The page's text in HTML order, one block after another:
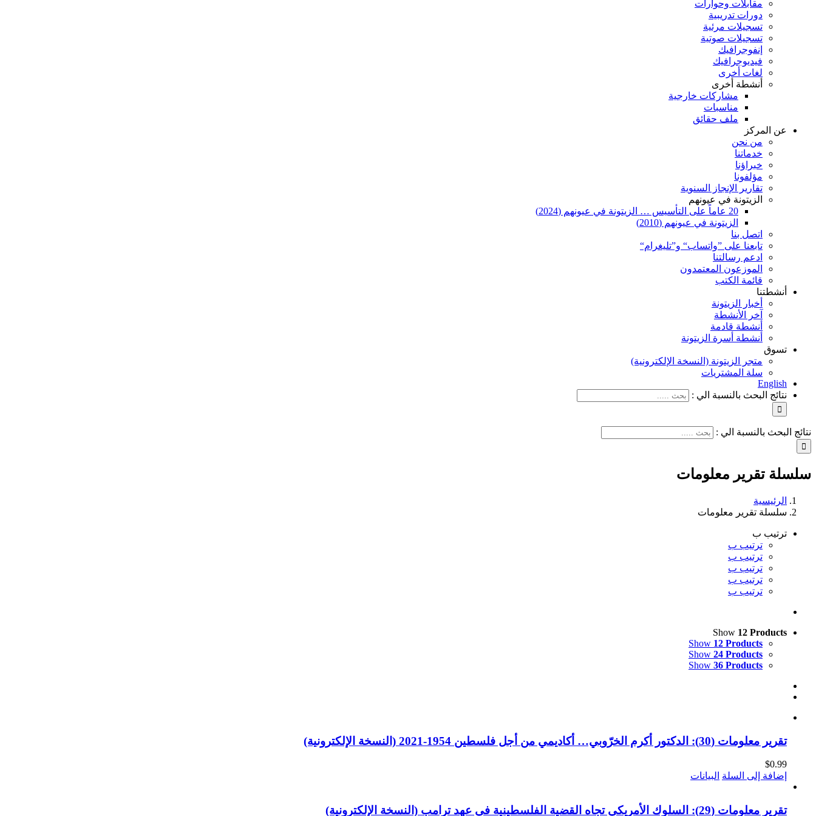
مقابلات وحوارات
دورات تدريبية
تسجيلات مرئية
تسجيلات صوتية
إنفوجرافيك
فيديوجرافيك
لغات أخرى
أنشطة أخرى
مشاركات خارجية
مناسبات
ملف حقائق
عن المركز
من نحن
خدماتنا
خبراؤنا
مؤلفونا
تقارير الإنجاز السنوية
الزيتونة في عيونهم
20 عاماً على التأسيس … الزيتونة في عيونهم (2024)
الزيتونة في عيونهم (2010)
اتصل بنا
تابعنا على ”واتساب“ و”تليغرام“
ادعم رسالتنا
الموزعون المعتمدون
قائمة الكتب
أنشطتنا
أخبار الزيتونة
آخر الأنشطة
أنشطة قادمة
أنشطة أسرة الزيتونة
تسوق
متجر الزيتونة (النسخة الإلكترونية)
سلة المشتريات
English
نتائج البحث بالنسبة الي :
نتائج البحث بالنسبة الي :
سلسلة تقرير معلومات
الرئيسية
سلسلة تقرير معلومات
ترتيب ب
ترتيب ب
ترتيب ب
ترتيب ب
ترتيب ب
ترتيب ب
Show 12 Products
Show 12 Products
Show 24 Products
Show 36 Products
تقرير معلومات (30): الدكتور أكرم الخرّوبي… أكاديمي من أجل فلسطين 1954-2021 (النسخة الإلكترونية)
$0.99
إضافة إلى السلة البيانات
تقرير معلومات (29): السلوك الأمريكي تجاه القضية الفلسطينية في عهد ترامب (النسخة الإلكترونية)